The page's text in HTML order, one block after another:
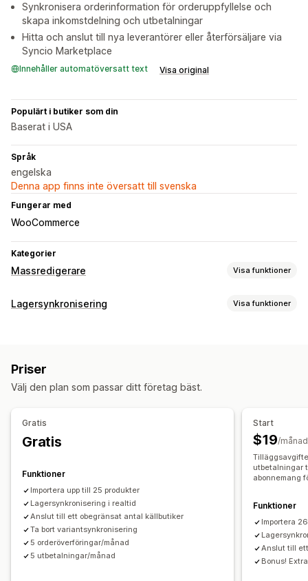
Synkronisera orderinformation för orderuppfyllelse och
skapa inkomstdelning och utbetalningar
Hitta och anslut till nya leverantörer eller återförsäljare via
Syncio Marketplace
Innehåller automatöversatt text Visa original
Populärt i butiker som din
Baserat i USA
Språk
engelska
Denna app finns inte översatt till svenska
Fungerar med
WooCommerce
Kategorier
Massredigerare Visa funktioner
Redigerbara resurser
Åtgärder
Massredigerare
Lagersynkronisering Visa funktioner
Streckkoder
Priser
Välj den plan som passar ditt företag bäst.
Gratis
Gratis
Funktioner
Importera upp till 25 produkter
Lagersynkronisering i realtid
Anslut till ett obegränsat antal källbutiker
Ta bort variantsynkronisering
5 orderöverföringar/månad
5 utbetalningar/månad
Start
$19/månad
utbetalningar
abonnemang
Funktioner
Importera
Anslut till
Bonus!